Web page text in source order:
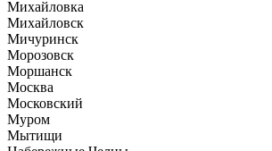
Михайловка
Михайловск
Мичуринск
Морозовск
Моршанск
Москва
Московский
Муром
Мытищи